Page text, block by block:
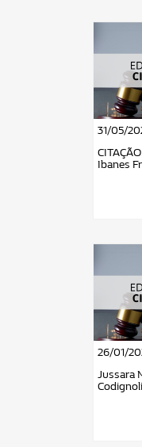
31/05/
Ibanes
26/01/
Jussara
Codignoli